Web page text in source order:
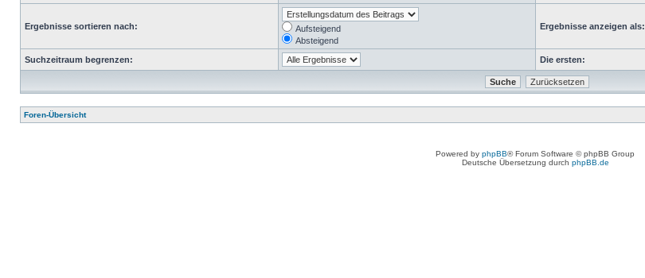
Ergebnisse sortieren nach:
Aufsteigend
Absteigend
Ergebnisse anzeigen als:
Suchzeitraum begrenzen: Die ersten:
Foren-Übersicht
Powered by phpBB® Forum Software © phpBB Group
Deutsche Übersetzung durch phpBB.de